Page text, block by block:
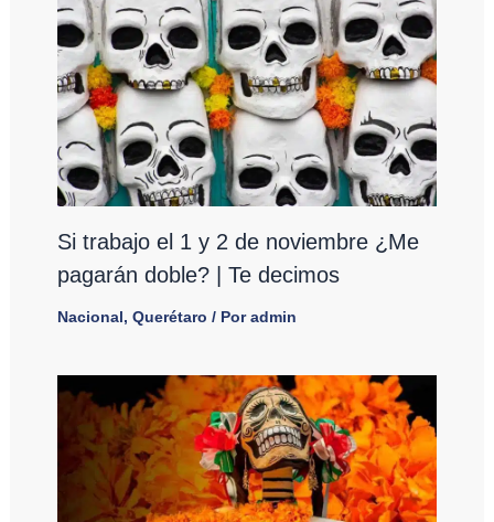
Si trabajo el 1 y 2 de noviembre ¿Me
pagarán doble? | Te decimos
Nacional, Querétaro / Poradmin